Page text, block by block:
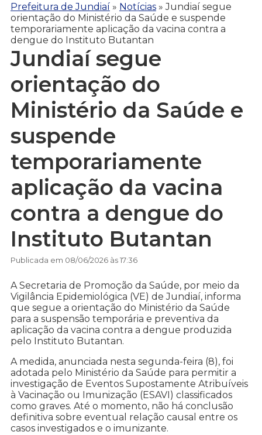
Prefeitura de Jundiaí » Notícias »Jundiaí segue
orientação do Ministério da Saúde e suspende
temporariamente aplicação da vacina contra a
dengue do Instituto Butantan
Jundiaí segue
orientação do
Ministério da Saúde e
suspende
temporariamente
aplicação da vacina
contra a dengue do
Instituto Butantan
Publicada em 08/06/2026 às 17:36
A Secretaria de Promoção da Saúde, por meio da
Vigilância Epidemiológica (VE) de Jundiaí, informa
que segue a orientação do Ministério da Saúde
para a suspensão temporária e preventiva da
aplicação da vacina contra a dengue produzida
pelo Instituto Butantan.
A medida, anunciada nesta segunda-feira (8), foi
adotada pelo Ministério da Saúde para permitir a
investigação de Eventos Supostamente Atribuíveis
à Vacinação ou Imunização (ESAVI) classificados
como graves. Até o momento, não há conclusão
definitiva sobre eventual relação causal entre os
casos investigados e o imunizante.